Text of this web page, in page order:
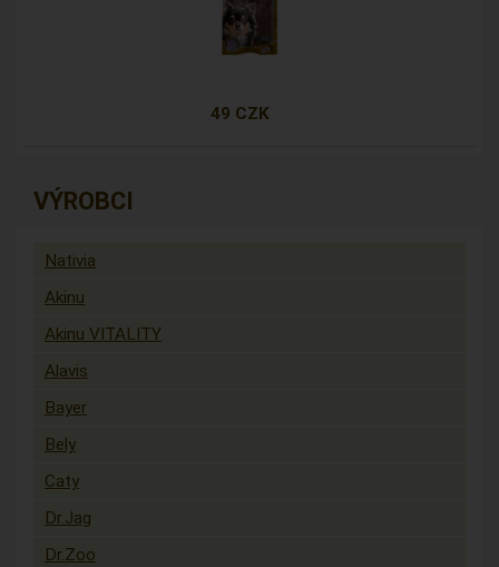
49 CZK
VÝROBCI
Nativia
Akinu
Akinu VITALITY
Alavis
Bayer
Bely
Caty
Dr.Jag
Dr.Zoo